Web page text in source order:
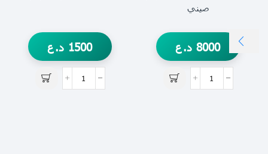
صيني
8000 د.ع 1500 د.ع